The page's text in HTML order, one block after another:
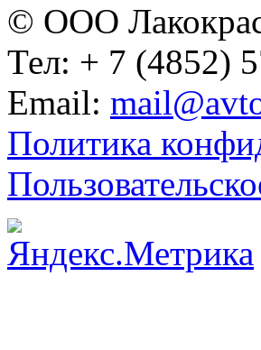
© ООО
Тел: + 7 (4852)
Email:
Политика